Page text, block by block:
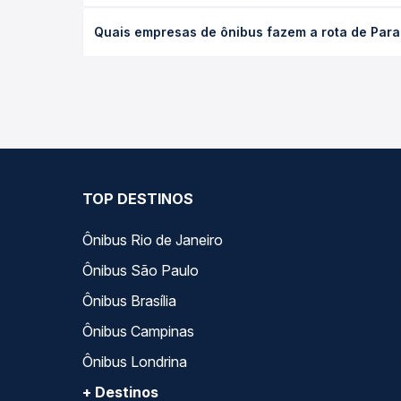
a antecedência da compra. Na Quero Passagem
Quais empresas de ônibus fazem a rota de
TOP DESTINOS
Ônibus Rio de Janeiro
Ônibus São Paulo
Ônibus Brasília
Ônibus Campinas
Ônibus Londrina
+ Destinos